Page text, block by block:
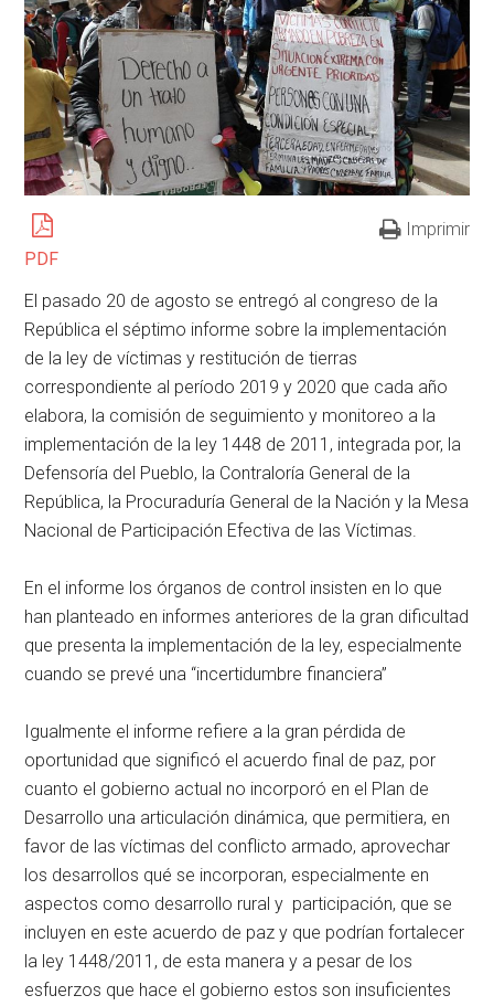
PDF
Imprimir
El pasado 20 de agosto se entregó al congreso de la
República el séptimo informe sobre la implementación
de la ley de víctimas y restitución de tierras
correspondiente al período 2019 y 2020 que cada año
elabora, la comisión de seguimiento y monitoreo a la
implementación de la ley 1448 de 2011, integrada por, la
Defensoría del Pueblo, la Contraloría General de la
República, la Procuraduría General de la Nación y la Mesa
Nacional de Participación Efectiva de las Víctimas.
En el informe los órganos de control insisten en lo que
han planteado en informes anteriores de la gran dificultad
que presenta la implementación de la ley, especialmente
cuando se prevé una “incertidumbre financiera”
Igualmente el informe refiere a la gran pérdida de
oportunidad que significó el acuerdo final de paz, por
cuanto el gobierno actual no incorporó en el Plan de
Desarrollo una articulación dinámica, que permitiera, en
favor de las víctimas del conflicto armado, aprovechar
los desarrollos qué se incorporan, especialmente en
aspectos como desarrollo rural y participación, que se
incluyen en este acuerdo de paz y que podrían fortalecer
la ley 1448/2011, de esta manera y a pesar de los
esfuerzos que hace el gobierno estos son insuficientes